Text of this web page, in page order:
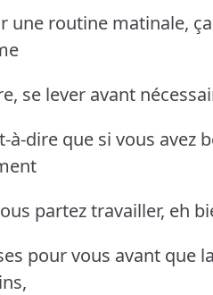
une routine matinale,
se lever avant
à-dire que si vous avez
partez travailler, eh
pour vous avant que